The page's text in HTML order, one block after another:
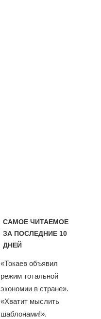
САМОЕ ЧИТАЕМОЕ
ЗА ПОСЛЕДНИЕ 10
ДНЕЙ
«Токаев объявил
режим тотальной
экономии в стране».
«Хватит мыслить
шаблонами!».